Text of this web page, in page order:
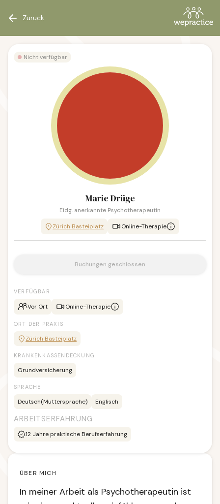
Zurück
Nicht verfügbar
Marie Drüge
Eidg. anerkannte Psychotherapeutin
Zürich Basteiplatz Online-Therapie
Buchungen geschlossen
VERFÜGBAR
Vor Ort Online-Therapie
ORT DER PRAXIS
Zürich Basteiplatz
KRANKENKASSENDECKUNG
Grundversicherung
SPRACHE
Deutsch(Muttersprache) Englisch
ARBEITSERFAHRUNG
12 Jahre praktische Berufserfahrung
ÜBER MICH
In meiner Arbeit als Psychotherapeutin ist